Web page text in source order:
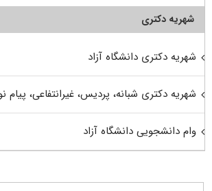
شهریه دکتری
شهریه دکتری دانشگاه آزاد
شهریه دکتری شبانه، پردیس، غیرانتفاعی، پیام
وام دانشجویی دانشگاه آزاد